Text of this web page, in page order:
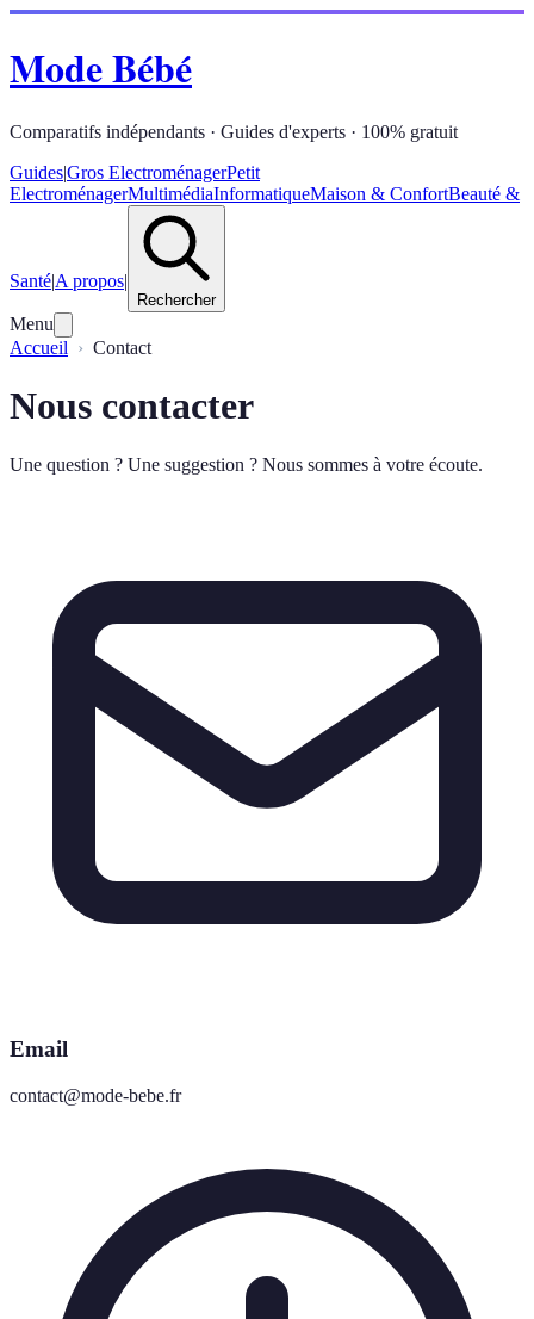
Mode Bébé
Comparatifs indépendants · Guides d'experts · 100% gratuit
Guides|Gros ElectroménagerPetit
ElectroménagerMultimédiaInformatiqueMaison & ConfortBeauté &
Santé|A propos|
Rechercher
Menu
Accueil
Contact
Nous contacter
Une question ? Une suggestion ? Nous sommes à votre écoute.
Email
contact@mode-bebe.fr